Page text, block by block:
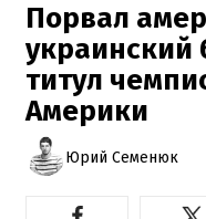
Порвал
украинский
титул
Америки
Юрий Семенюк